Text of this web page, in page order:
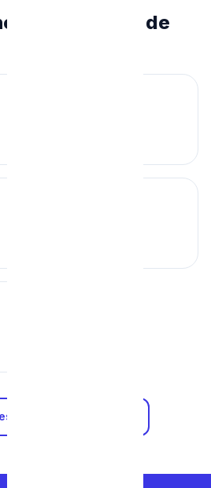
Aussi Près de
zones d'intervention